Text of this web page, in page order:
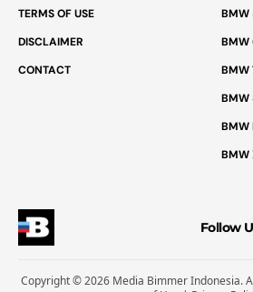
TERMS OF USE
DISCLAIMER
CONTACT
BMW
BMW
BMW
BMW
BMW
BMW
Follow
Copyright © 2026 Media Bimmer Indonesia.